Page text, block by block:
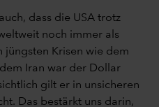
dass die USA trotz
noch immer als
jüngsten Krisen wie dem
Iran war der Dollar
gilt er in unsicheren
Das bestärkt uns darin,